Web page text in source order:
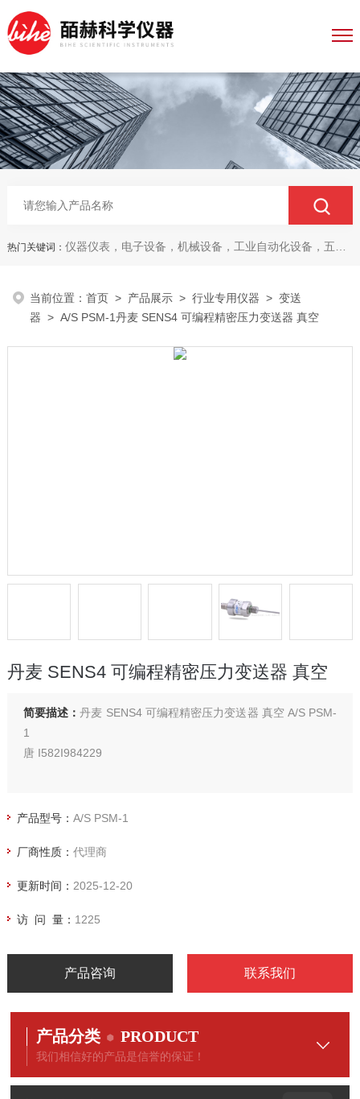
热门关键词： 仪器仪表，电子设备，机械设备，工业自动化设备，五金产品，电线电缆，金属材料，电子
当前位置：首页 > 产品展示 >行业专用仪器 >变送
器 > A/S PSM-1丹麦 SENS4 可编程精密压力变送器 真空
丹麦 SENS4 可编程精密压力变送器 真空
简要描述：丹麦 SENS4 可编程精密压力变送器 真空 A/S PSM-
1
唐 I582I984229
产品型号： A/S PSM-1
厂商性质： 代理商
更新时间： 2025-12-20
访 问 量： 1225
产品咨询 联系我们
产品分类 PRODUCT
我们相信好的产品是信誉的保证！